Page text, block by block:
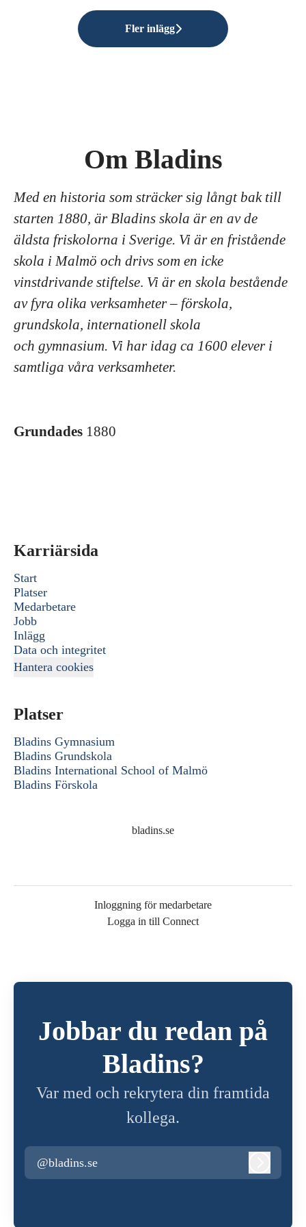
Fler inlägg
Om Bladins
Med en historia som sträcker sig långt bak till
starten 1880, är Bladins skola är en av de
äldsta friskolorna i Sverige. Vi är en fristående
skola i Malmö och drivs som en icke
vinstdrivande stiftelse. Vi är en skola bestående
av fyra olika verksamheter – förskola,
grundskola, internationell skola
och gymnasium. Vi har idag ca 1600 elever i
samtliga våra verksamheter.
Grundades 1880
Karriärsida
Start
Platser
Medarbetare
Jobb
Inlägg
Data och integritet
Hantera cookies
Platser
Bladins Gymnasium
Bladins Grundskola
Bladins International School of Malmö
Bladins Förskola
bladins.se
Inloggning för medarbetare
Logga in till Connect
Jobbar du redan på
Bladins?
Var med och rekrytera din framtida
kollega.
@bladins.se